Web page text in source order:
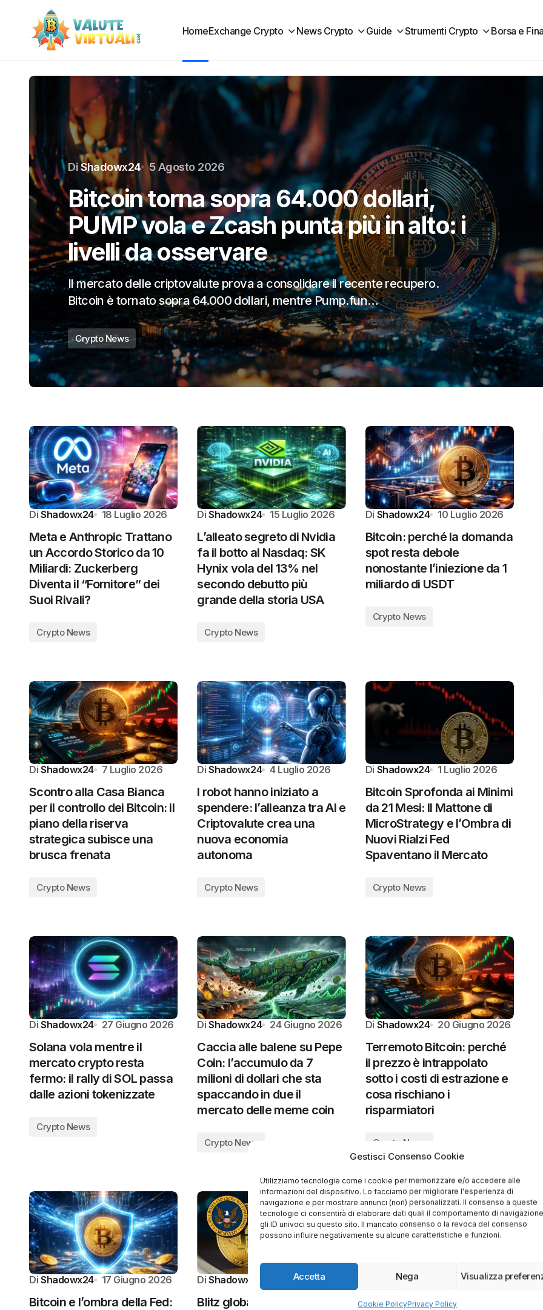
Gestisci Consenso Cookie
Utilizziamo tecnologie come i cookie per memorizzare e/o accedere alle
informazioni del dispositivo. Lo facciamo per migliorare l'esperienza di
navigazione e per mostrare annunci (non) personalizzati. Il consenso a queste
tecnologie ci consentirà di elaborare dati quali il comportamento di
gli ID univoci su questo sito. Il mancato consenso o la revoca del consenso
possono influire negativamente su alcune caratteristiche e funzioni.
Accetta Nega Visualizza
Cookie PolicyPrivacy Policy
HomeExchange Crypto News Crypto Guide Strumenti Crypto Borsa e
DiShadowx24 1 Agosto 2026
Ethereum difende il supporto a 1.850
dollari: il livello decisivo per tentare il
ritorno a 2.000
Ethereum continua a muoversi in una zona particolarmente delicata, con il
prezzo di ETH vicino a 1.860 dollari…
Crypto News
Di Shadowx24 18 Luglio 2026
Meta e Anthropic Trattano
un Accordo Storico da 10
Miliardi: Zuckerberg
Diventa il “Fornitore” dei
Suoi Rivali?
Crypto News
Di Shadowx24 15 Luglio 2026
L’alleato segreto di Nvidia
fa il botto al Nasdaq: SK
Hynix vola del 13% nel
secondo debutto più
grande della storia USA
Crypto News
Di Shadowx24 10 Luglio 2026
Bitcoin: perché la domanda
spot resta debole
nonostante l’iniezione da 1
miliardo di USDT
Crypto News
Di Shadowx24 7 Luglio 2026
Scontro alla Casa Bianca
per il controllo dei Bitcoin: il
piano della riserva
strategica subisce una
brusca frenata
Crypto News
Di Shadowx24 4 Luglio 2026
I robot hanno iniziato a
spendere: l’alleanza tra AI e
Criptovalute crea una
nuova economia
autonoma
Crypto News
Di Shadowx24 1 Luglio 2026
Bitcoin Sprofonda ai Minimi
da 21 Mesi: Il Mattone di
MicroStrategy e l’Ombra di
Nuovi Rialzi Fed
Spaventano il Mercato
Crypto News
Di Shadowx24 27 Giugno 2026
Solana vola mentre il
mercato crypto resta
fermo: il rally di SOL passa
dalle azioni tokenizzate
Crypto News
Di Shadowx24 24 Giugno 2026
Caccia alle balene su Pepe
Coin: l’accumulo da 7
milioni di dollari che sta
spaccando in due il
mercato delle meme coin
Crypto News
Di Shadowx24 20 Giugno 2026
Terremoto Bitcoin: perché
il prezzo è intrappolato
sotto i costi di estrazione e
cosa rischiano i
risparmiatori
Crypto News
Di Shadowx24 17 Giugno 2026
Bitcoin e l’ombra della Fed:
Di Shadowx24 13 Giugno 2026
Blitz globale della Polizia:
Shadowx24 10 Giugno 2026
Terremoto Ethereum: la